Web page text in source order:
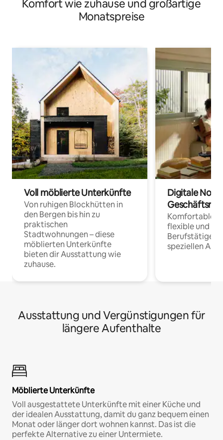
Schlafzimmer
Komfort wie zuhause und großartige
Monatspreise
Voll möblierte Unterkünfte
Von ruhigen Blockhütten in
den Bergen bis hin zu
praktischen
Stadtwohnungen – diese
möblierten Unterkünfte
bieten dir Ausstattung wie
zuhause.
Digitale
Komfortable
flexible und
Berufstätige
speziellen
Ausstattung und Vergünstigungen für
längere Aufenthalte
Möblierte Unterkünfte
Voll ausgestattete Unterkünfte mit einer Küche und
der idealen Ausstattung, damit du ganz bequem einen
Monat oder länger dort wohnen kannst. Das ist die
perfekte Alternative zu einer Untermiete.